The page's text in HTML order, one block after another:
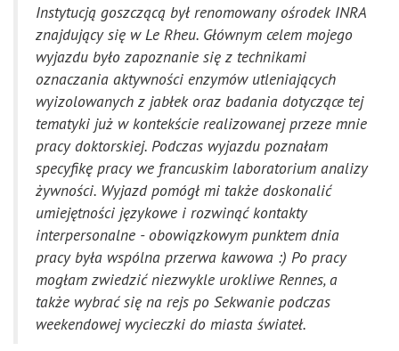
Instytucją goszczącą był renomowany ośrodek INRA
znajdujący się w Le Rheu. Głównym celem mojego
wyjazdu było zapoznanie się z technikami
oznaczania aktywności enzymów utleniających
wyizolowanych z jabłek oraz badania dotyczące tej
tematyki już w kontekście realizowanej przeze mnie
pracy doktorskiej. Podczas wyjazdu poznałam
specyfikę pracy we francuskim laboratorium analizy
żywności. Wyjazd pomógł mi także doskonalić
umiejętności językowe i rozwinąć kontakty
interpersonalne - obowiązkowym punktem dnia
pracy była wspólna przerwa kawowa :) Po pracy
mogłam zwiedzić niezwykle urokliwe Rennes, a
także wybrać się na rejs po Sekwanie podczas
weekendowej wycieczki do miasta świateł.